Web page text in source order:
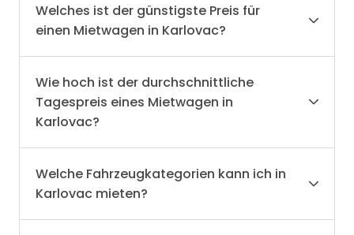
Welches ist der günstigste Preis für
einen Mietwagen in Karlovac?
Wie hoch ist der durchschnittliche
Tagespreis eines Mietwagen in
Karlovac?
Welche Fahrzeugkategorien kann ich in
Karlovac mieten?